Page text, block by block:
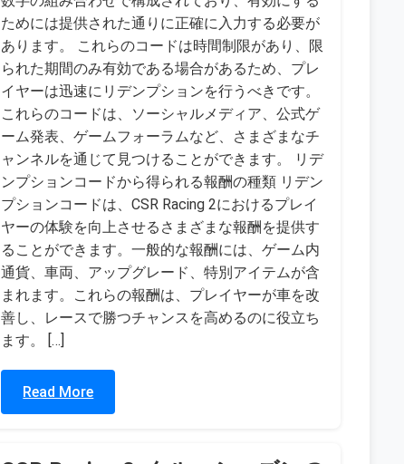
ためには提供された通りに正確に入力する必要が
あります。 これらのコードは時間制限があり、限
られた期間のみ有効である場合があるため、プレ
イヤーは迅速にリデンプションを行うべきです。
これらのコードは、ソーシャルメディア、公式ゲ
ーム発表、ゲームフォーラムなど、さまざまなチ
ャンネルを通じて見つけることができます。 リデ
ンプションコードから得られる報酬の種類 リデン
プションコードは、CSR Racing 2におけるプレイ
ヤーの体験を向上させるさまざまな報酬を提供す
ることができます。一般的な報酬には、ゲーム内
通貨、車両、アップグレード、特別アイテムが含
まれます。これらの報酬は、プレイヤーが車を改
善し、レースで勝つチャンスを高めるのに役立ち
ます。 […]
Read More